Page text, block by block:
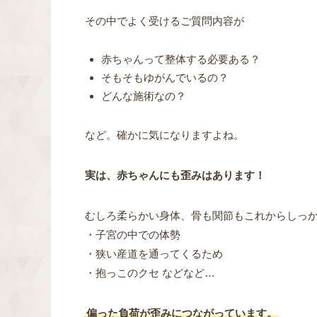
その中でよく受けるご質問内容が
赤ちゃんって整体する必要ある？
そもそもゆがんでいるの？
どんな施術なの？
など。確かに気になりますよね。
実は、赤ちゃんにも歪みはあります！
むしろ柔らかい身体、骨も関節もこれからしっ
・子宮の中での体勢
・狭い産道を通ってくるため
・抱っこのクセ などなど…
偏った負荷が歪みにつながっています。